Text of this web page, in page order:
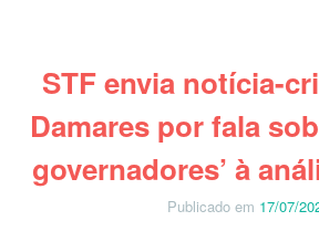
STF envia notícia-
Damares por fala
governadores’ à
Publicado em 17/07/